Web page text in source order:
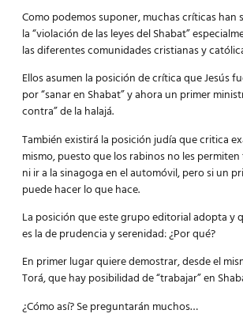
Como podemos suponer, muchas críticas han
la “violación de las leyes del Shabat”
las diferentes comunidades cristianas y
Ellos asumen la posición de crítica que Jesús
por “sanar en Shabat” y ahora un primer
contra” de la halajá.
También existirá la posición judía que critica
mismo, puesto que los rabinos no les
ni ir a la sinagoga en el automóvil, pero si un
puede hacer lo que hace.
La posición que este grupo editorial adopta y
es la de prudencia y serenidad: ¿Por qué?
En primer lugar quiere demostrar, desde el
Torá, que hay posibilidad de “trabajar” en
¿Cómo así? Se preguntarán muchos…